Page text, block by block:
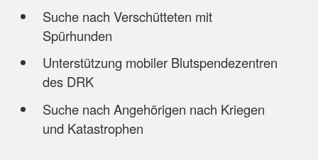
Suche nach Verschütteten mit
Spürhunden
Unterstützung mobiler Blutspendezentren
des DRK
Suche nach Angehörigen nach Kriegen
und Katastrophen